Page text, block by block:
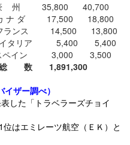
州 35,800 40,700
ダ 17,500 18,800
ンス 14,500 13,800
タリア 5,400 5,400
イン 3,000 3,500
数 1,891,300
ザー調べ）
した「トラベラーズチョイ
はエミレーツ航空（ＥＫ）と